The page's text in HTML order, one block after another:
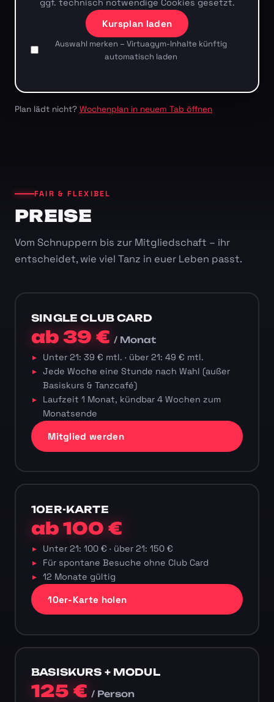
ggf. technisch notwendige Cookies gesetzt.
Kursplan laden
Auswahl merken – Virtuagym-Inhalte künftig
automatisch laden
Plan lädt nicht? Wochenplan in neuem Tab öffnen
FAIR & FLEXIBEL
PREISE
Vom Schnuppern bis zur Mitgliedschaft – ihr
entscheidet, wie viel Tanz in euer Leben passt.
SINGLE CLUB CARD
ab 39 €/ Monat
Unter 21: 39 € mtl. · über 21: 49 € mtl.
Jede Woche eine Stunde nach Wahl (außer
Basiskurs & Tanzcafé)
Laufzeit 1 Monat, kündbar 4 Wochen zum
Monatsende
Mitglied werden
10ER-KARTE
ab 100 €
Unter 21: 100 € · über 21: 150 €
Für spontane Besuche ohne Club Card
12 Monate gültig
10er-Karte holen
BASISKURS + MODUL
125 €/ Person